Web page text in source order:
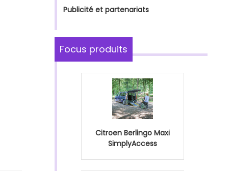
Publicité et partenariats
Focus produits
Citroen Berlingo Maxi
SimplyAccess